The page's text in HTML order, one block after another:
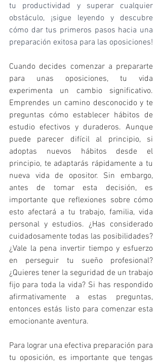
tu productividad y superar cualquier
obstáculo, ¡sigue leyendo y descubre
cómo dar tus primeros pasos hacia una
preparación exitosa para las oposiciones!
Cuando decides comenzar a prepararte
para unas oposiciones, tu vida
experimenta un cambio significativo.
Emprendes un camino desconocido y te
preguntas cómo establecer hábitos de
estudio efectivos y duraderos. Aunque
puede parecer difícil al principio, si
adoptas nuevos hábitos desde el
principio, te adaptarás rápidamente a tu
nueva vida de opositor. Sin embargo,
antes de tomar esta decisión, es
importante que reflexiones sobre cómo
esto afectará a tu trabajo, familia, vida
personal y estudios. ¿Has considerado
cuidadosamente todas las posibilidades?
¿Vale la pena invertir tiempo y esfuerzo
en perseguir tu sueño profesional?
¿Quieres tener la seguridad de un trabajo
fijo para toda la vida? Si has respondido
afirmativamente a estas preguntas,
entonces estás listo para comenzar esta
emocionante aventura.
Para lograr una efectiva preparación para
tu oposición, es importante que tengas